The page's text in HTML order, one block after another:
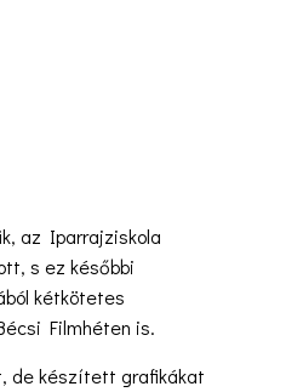
az Iparrajziskola
s ez későbbi
kétkötetes
Filmhéten is.
de készített grafikákat